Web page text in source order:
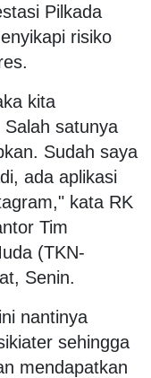
Pilkada
risiko
kita
satunya
Sudah saya
ada aplikasi
kata RK
Tim
(TKN-
Senin.
nantinya
sehingga
mendapatkan